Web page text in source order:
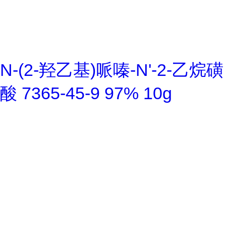
N-(2-羟乙基)哌嗪-N'-2-乙烷磺
酸 7365-45-9 97% 10g